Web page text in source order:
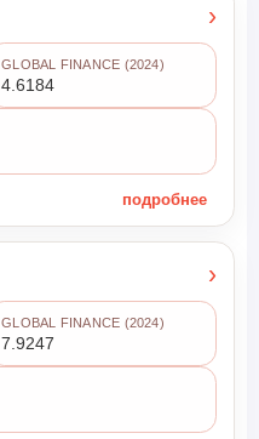
›
GLOBAL FINANCE (2024)
4.6184
подробнее
›
GLOBAL FINANCE (2024)
7.9247